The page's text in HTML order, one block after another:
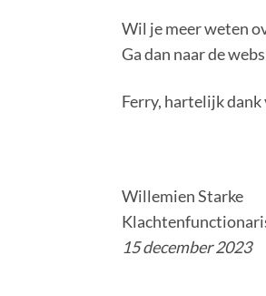
Wil je meer weten
Ga dan naar de
Ferry, hartelijk dank
Willemien Starke
15 december 2023